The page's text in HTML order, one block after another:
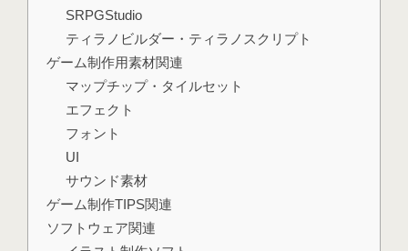
SRPGStudio
ティラノビルダー・ティラノスクリプト
ゲーム制作用素材関連
マップチップ・タイルセット
エフェクト
フォント
UI
サウンド素材
ゲーム制作TIPS関連
ソフトウェア関連